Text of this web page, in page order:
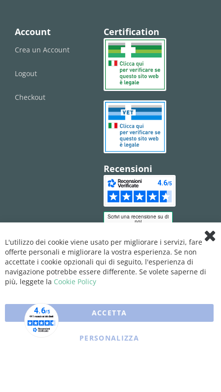
Account
Crea un Account
Logout
Checkout
Certification
Recensioni
L'utilizzo dei cookie viene usato per migliorare i servizi, fare
offerte personali e migliorare la vostra esperienza. Se non
accettate i cookie opzionali qui di seguito, l'esperienza di
navigazione potrebbe essere differente. Se volete saperne di
più, leggete la Cookie Policy
ACCETTA
PERSONALIZZA